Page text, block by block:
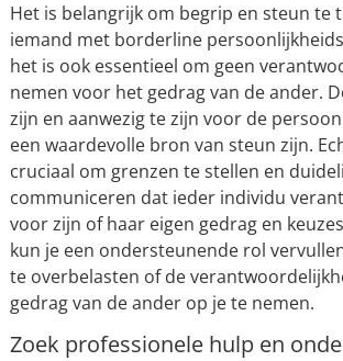
Het is belangrijk om begrip en steun te
iemand met borderline
het is ook essentieel om geen
nemen voor het gedrag van de ander.
zijn en aanwezig te zijn voor de
een waardevolle bron van steun zijn.
cruciaal om grenzen te stellen en
communiceren dat ieder individu
voor zijn of haar eigen gedrag en
kun je een ondersteunende rol
te overbelasten of de
gedrag van de ander op je te nemen.
Zoek professionele hulp en